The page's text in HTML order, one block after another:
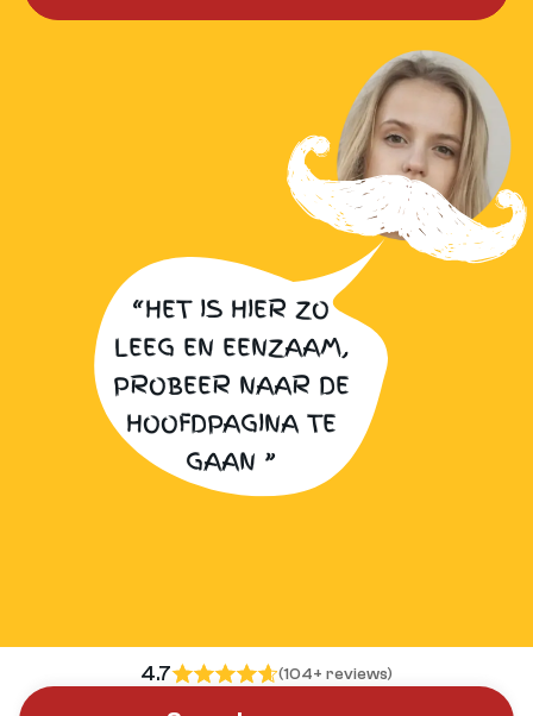
“HET IS HIER ZO
LEEG EN EENZAAM,
PROBEER NAAR DE
HOOFDPAGINA TE
GAAN ”
4.7 (104+ reviews)